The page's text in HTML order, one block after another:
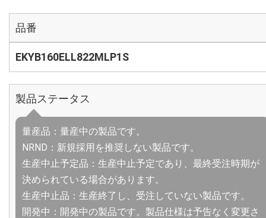
品番
EKYB160ELL822MLP1S
製品ステータス
量産品：量産中の製品です。
NRND：新規採用を推奨しない製品です。
生産中止予定品：生産中止予定であり、最終受注時期が
決められている場合があります。
生産中止品：生産終了し、受注していない製品です。
開発中：開発中の製品です。製品仕様は予告なく変更さ